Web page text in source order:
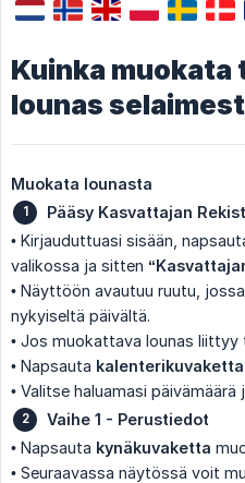
Kuinka muokata
lounas
Muokata lounasta
Pääsy Kasvattajan
• Kirjauduttuasi sisään,
valikossa ja sitten
• Näyttöön avautuu ruutu,
nykyiseltä päivältä.
• Jos muokattava lounas liittyy
• Napsauta kalenterikuvaketta
• Valitse haluamasi päivämäärä
Vaihe 1 - Perustiedot
• Napsauta kynäkuvaketta
• Seuraavassa näytössä voit